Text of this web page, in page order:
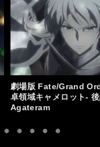
劇場版 Fate/Grand
卓領域キャメロット-
Agateram